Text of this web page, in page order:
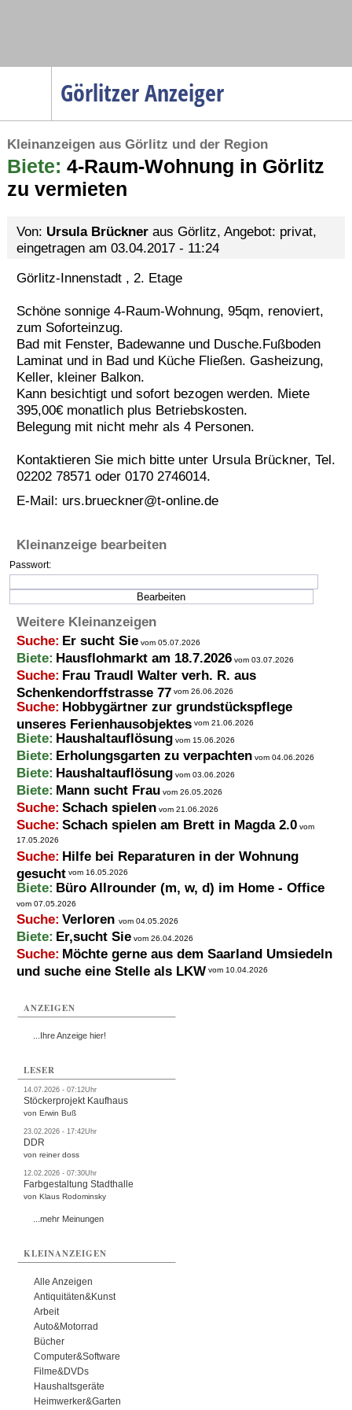
Görlitzer Anzeiger
Menüpunkte
Politik
Gesellschaft
Service
Kultur
Sport
Termine
Kostenlos
Kleinanzeigen aus Görlitz und der Region
Biete: 4-Raum-Wohnung in Görlitz
zu vermieten
Von: Ursula Brückneraus Görlitz, Angebot: privat,
eingetragen am 03.04.2017 - 11:24
Görlitz-Innenstadt , 2. Etage
Schöne sonnige 4-Raum-Wohnung, 95qm, renoviert,
zum Soforteinzug.
Bad mit Fenster, Badewanne und Dusche.Fußboden
Laminat und in Bad und Küche Fließen. Gasheizung,
Keller, kleiner Balkon.
Kann besichtigt und sofort bezogen werden. Miete
395,00€ monatlich plus Betriebskosten.
Belegung mit nicht mehr als 4 Personen.
Kontaktieren Sie mich bitte unter Ursula Brückner, Tel.
02202 78571 oder 0170 2746014.
E-Mail: urs.brueckner@t-online.de
Kleinanzeige bearbeiten
Passwort:
Weitere Kleinanzeigen
Suche: Er sucht Sie vom 05.07.2026
Biete: Hausflohmarkt am 18.7.2026 vom 03.07.2026
Suche: Frau Traudl Walter verh. R. aus
Schenkendorffstrasse 77 vom 26.06.2026
Suche: Hobbygärtner zur grundstückspflege
unseres Ferienhausobjektes vom 21.06.2026
Biete: Haushaltauflösung vom 15.06.2026
Biete: Erholungsgarten zu verpachten vom 04.06.2026
Biete: Haushaltauflösung vom 03.06.2026
Biete: Mann sucht Frau vom 26.05.2026
Suche: Schach spielen vom 21.06.2026
Suche: Schach spielen am Brett in Magda 2.0 vom
17.05.2026
Suche: Hilfe bei Reparaturen in der Wohnung
gesucht vom 16.05.2026
Biete: Büro Allrounder (m, w, d) im Home - Office
vom 07.05.2026
Suche: Verloren vom 04.05.2026
Biete: Er,sucht Sie vom 26.04.2026
Suche: Möchte gerne aus dem Saarland Umsiedeln
und suche eine Stelle als LKW vom 10.04.2026
ANZEIGEN
...Ihre Anzeige hier!
LESER
14.07.2026 - 07:12Uhr
Stöckerprojekt Kaufhaus
von Erwin Buß
23.02.2026 - 17:42Uhr
DDR
von reiner doss
12.02.2026 - 07:30Uhr
Farbgestaltung Stadthalle
von Klaus Rodominsky
...mehr Meinungen
KLEINANZEIGEN
Alle Anzeigen
Antiquitäten&Kunst
Arbeit
Auto&Motorrad
Bücher
Computer&Software
Filme&DVDs
Haushaltsgeräte
Heimwerker&Garten